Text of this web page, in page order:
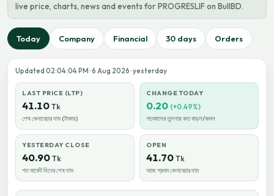
live price, charts, news and events for PROGRESLIF on BullBD.
Today Company Financial 30 days Orders
Updated 02:04:04 PM · 6 Aug 2026 · yesterday
LAST PRICE (LTP)
41.10 Tk
শেষ কেনাবেচার দাম (টাকায়)
CHANGE TODAY
0.20 (+0.49%)
গতকালের তুলনায় কত বাড়ল/কমল
YESTERDAY CLOSE
40.90 Tk
গত মার্কেট দিনের শেষ দাম
OPEN
41.70 Tk
আজ প্রথম কেনাবেচার দাম